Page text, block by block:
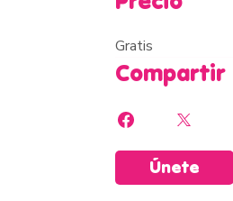
Gratis
Compartir
Únete